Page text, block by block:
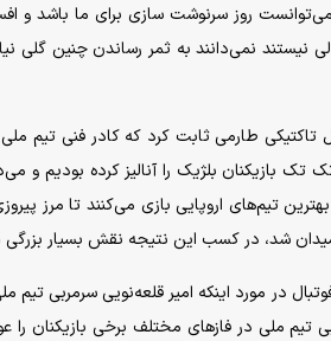
روز سرنوشت سازی برای ما باشد و
نیستند نمی‌دانند به ثمر رساندن چنین گلی
تاکتیکی طارمی ثابت کرد که کادر فنی تیم ملی
بازیکنان بلژیک را آنالیز کرده بودیم و
بهترین تیم‌های اروپایی بازی می‌کنند تا مرز
شد، در کسب این نتیجه نقش بسیار
در مورد اینکه امیر قلعه‌نویی سرمربی
تیم ملی در فازهای مختلف برخی